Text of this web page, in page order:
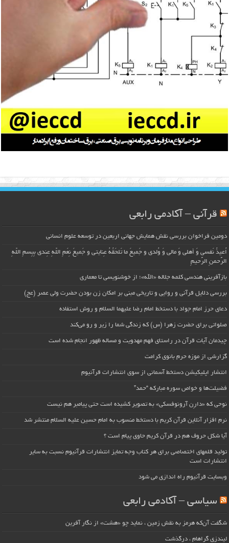
قرآنی – آکادمی رابعی
دومین فراخوان بررسی نقش همایش جهانی اربعین در توسعه علوم انسانی
اُعیذُ نَفسی وَ أهلی وَ مالی وَ وُلدی و جَمیعَ ما تَلحَقُهُ عِنایتی و جَمیعَ نِعَمِ اللّهِ عِندی بِبِسمِ اللّهِ
الرَّحمنِ الرَّحیمِ
بازآفرینی هندسی کلمه جلاله «الله»؛ از خوشنویسی تا معماری
بررسی دلایل قرآنی و روایی و تاریخی مبنی بر امکان زن بودن حضرت ولی عصر (عج)
دعای حرز امام جواد با دستخط امام رضا علیهما السلام و روش استفاده
صلواتی برای حضرت زهرا (س) که زندگی شما را زیر و رو می‌کند
چیدمان آیات قرآن در راستای فهم مهدویت و مساله ظهور انجام شده است
گزارشی از موزه حرم بانوی کرامت
انتشار اپلیکیشن دستخط آسمانی از سوی انتشارات قرآنیوم
فضیلت‌ها و خواص سوره مبارکه “حمد”
نوحی که «دارِن آرونوفسکی» به تصویر کشیده است حتی پیامبر هم نیست
نرم افزار آنلاین قرآن کریم با دستخط منسوب به امام حسین علیه السلام منتشر شد
آیا شکل حروف هم در قرآن کریم حاوی پیام است ؟
تولید قلمهای اختصاصی برای هر کتاب وجه تمایز انتشارات قرآنیوم نسبت به سایر
انتشارات است
وبسایت قرآنیوم راه اندازی می شود
سیاسی – آکادمی رابعی
شگفت آن‌که هرمز به نقش زمین ، نماید چو «هشت» از نگار آفرین
لیندزی گراهام ، درگذشت